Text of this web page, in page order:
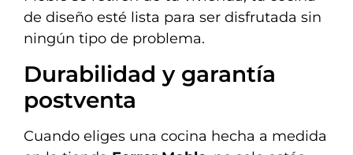
de diseño esté lista para ser disfrutada sin
ningún tipo de problema.
Durabilidad y garantía
postventa
Cuando eliges una cocina hecha a medida